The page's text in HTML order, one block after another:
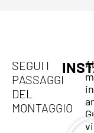
SEGUI I
PASSAGGI
DEL
MONTAGGIO